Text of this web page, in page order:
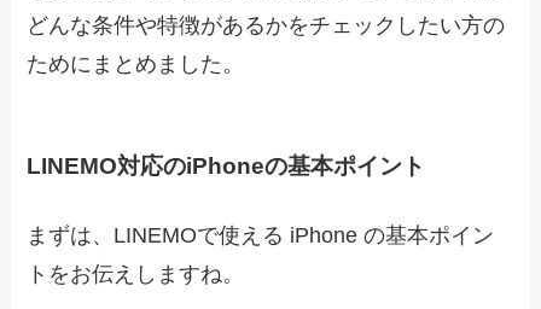
どんな条件や特徴があるかをチェックしたい方の
ためにまとめました。
LINEMO対応のiPhoneの基本ポイント
まずは、LINEMOで使える iPhone の基本ポイン
トをお伝えしますね。